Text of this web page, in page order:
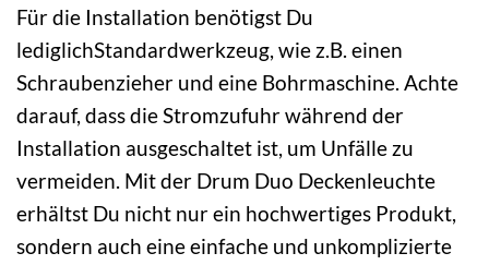
Für die Installation benötigst Du
lediglichStandardwerkzeug, wie z.B. einen
Schraubenzieher und eine Bohrmaschine. Achte
darauf, dass die Stromzufuhr während der
Installation ausgeschaltet ist, um Unfälle zu
vermeiden. Mit der Drum Duo Deckenleuchte
erhältst Du nicht nur ein hochwertiges Produkt,
sondern auch eine einfache und unkomplizierte